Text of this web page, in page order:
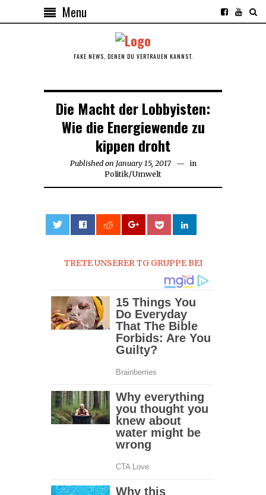
Menu
FAKE NEWS, DENEN DU VERTRAUEN KANNST.
Die Macht der Lobbyisten:
Wie die Energiewende zu
kippen droht
Published on January 15, 2017January
in
Politik/Umwelt
TRETE UNSERER TG GRUPPE BEI